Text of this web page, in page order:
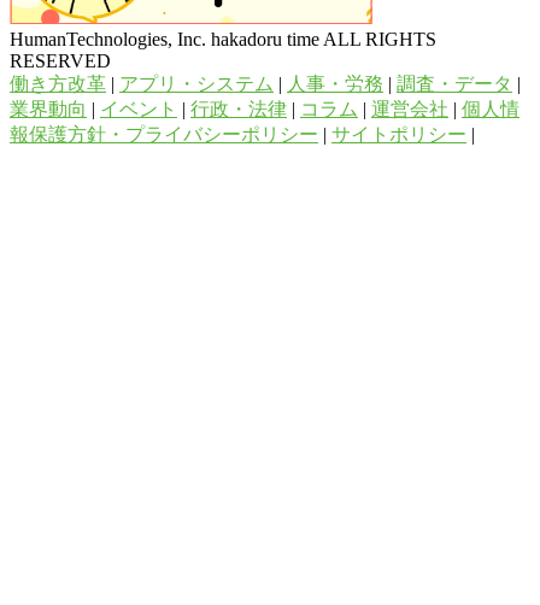
HumanTechnologies, Inc. hakadoru time ALL RIGHTS
RESERVED
働き方改革 | アプリ・システム | 人事・労務 | 調査・データ |
業界動向 | イベント | 行政・法律 | コラム | 運営会社 | 個人情
報保護方針・プライバシーポリシー | サイトポリシー |